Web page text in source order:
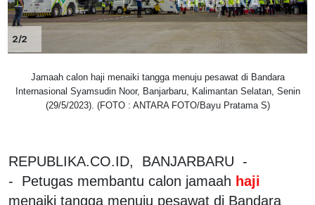
2/2
Jamaah calon haji menaiki tangga menuju pesawat di Bandara
Internasional Syamsudin Noor, Banjarbaru, Kalimantan Selatan, Senin
(29/5/2023). (FOTO : ANTARA FOTO/Bayu Pratama S)
REPUBLIKA.CO.ID, BANJARBARU -
- Petugas membantu calon jamaah haji
menaiki tangga menuju pesawat di Bandara